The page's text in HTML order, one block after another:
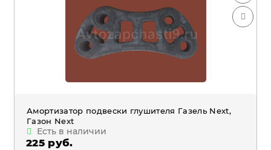
Амортизатор подвески глушителя Газель Next,
Газон Next
Есть в наличии
225 руб.